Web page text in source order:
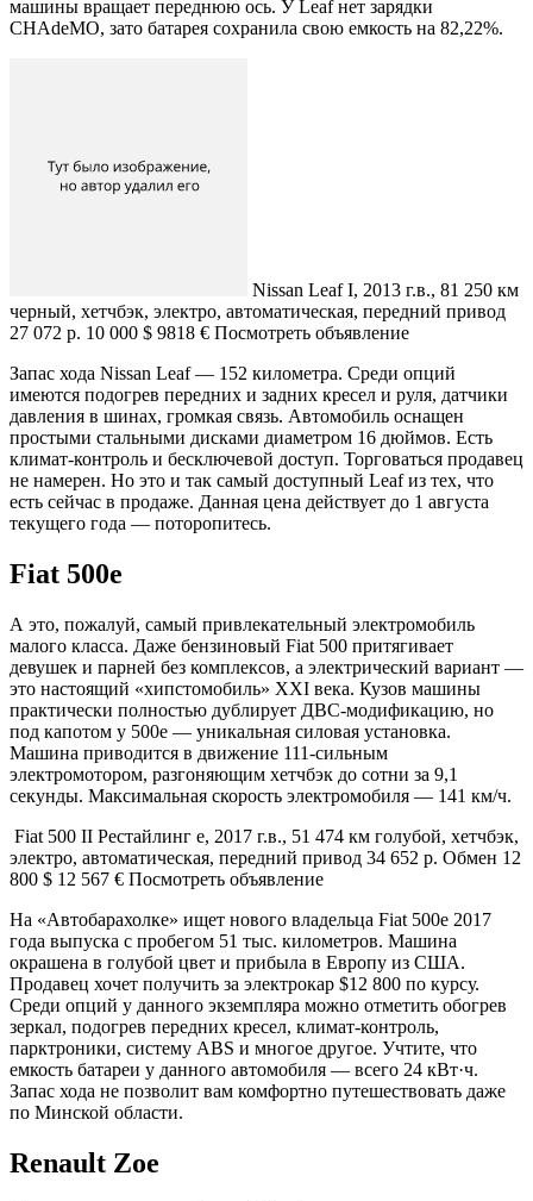
машины вращает переднюю ось. У Leaf нет зарядки
CHAdeMO, зато батарея сохранила свою емкость на 82,22%.
Nissan Leaf I, 2013 г.в., 81 250 км
черный, хетчбэк, электро, автоматическая, передний привод
27 072 р. 10 000 $ 9818 € Посмотреть объявление
Запас хода Nissan Leaf — 152 километра. Среди опций
имеются подогрев передних и задних кресел и руля, датчики
давления в шинах, громкая связь. Автомобиль оснащен
простыми стальными дисками диаметром 16 дюймов. Есть
климат-контроль и бесключевой доступ. Торговаться продавец
не намерен. Но это и так самый доступный Leaf из тех, что
есть сейчас в продаже. Данная цена действует до 1 августа
текущего года — поторопитесь.
Fiat 500e
А это, пожалуй, самый привлекательный электромобиль
малого класса. Даже бензиновый Fiat 500 притягивает
девушек и парней без комплексов, а электрический вариант —
это настоящий «хипстомобиль» XXI века. Кузов машины
практически полностью дублирует ДВС-модификацию, но
под капотом у 500e — уникальная силовая установка.
Машина приводится в движение 111-сильным
электромотором, разгоняющим хетчбэк до сотни за 9,1
секунды. Максимальная скорость электромобиля — 141 км/ч.
Fiat 500 II Рестайлинг e, 2017 г.в., 51 474 км голубой, хетчбэк,
электро, автоматическая, передний привод 34 652 р. Обмен 12
800 $ 12 567 € Посмотреть объявление
На «Автобарахолке» ищет нового владельца Fiat 500e 2017
года выпуска с пробегом 51 тыс. километров. Машина
окрашена в голубой цвет и прибыла в Европу из США.
Продавец хочет получить за электрокар $12 800 по курсу.
Среди опций у данного экземпляра можно отметить обогрев
зеркал, подогрев передних кресел, климат-контроль,
парктроники, систему ABS и многое другое. Учтите, что
емкость батареи у данного автомобиля — всего 24 кВт·ч.
Запас хода не позволит вам комфортно путешествовать даже
по Минской области.
Renault Zoe